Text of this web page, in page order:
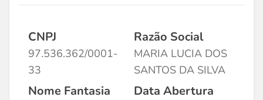
CNPJ
97.536.362/0001-
33
Razão Social
MARIA LUCIA DOS
SANTOS DA SILVA
Nome Fantasia Data Abertura